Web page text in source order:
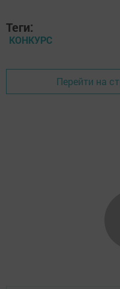
Теги:
КОНКУРС
Перейти на